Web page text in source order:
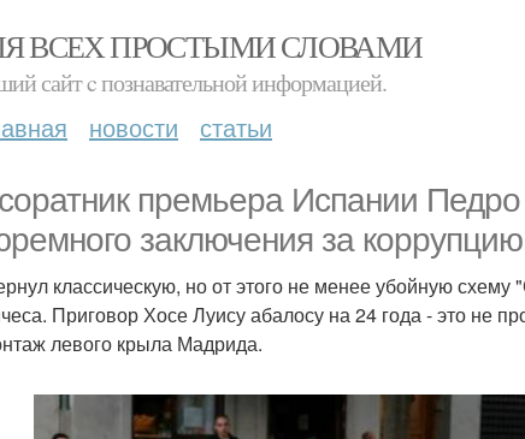
ВСЕХ ПРОСТЫМИ СЛОВАМИ
сайт c познавательной информацией.
новости статьи
премьера Испании
заключения за
классическую, но от этого не менее убойную
Приговор Хосе Луису абалосу на 24 года - это не
левого крыла Мадрида.